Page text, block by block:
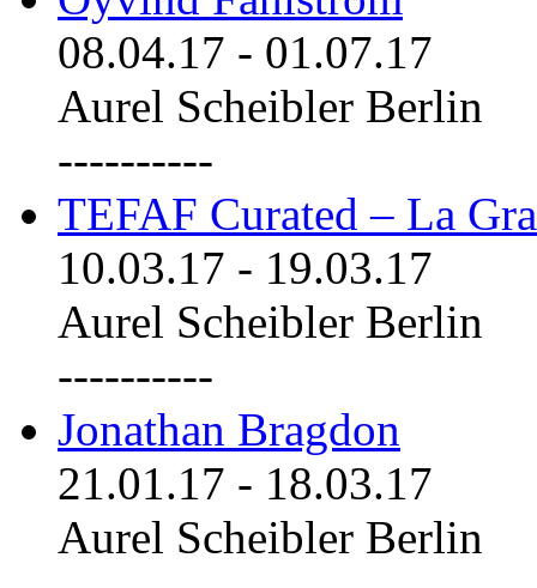
08.04.17 - 01.07.17
Aurel Scheibler Berlin
----------
TEFAF Curated – La
10.03.17 - 19.03.17
Aurel Scheibler Berlin
----------
Jonathan Bragdon
21.01.17 - 18.03.17
Aurel Scheibler Berlin